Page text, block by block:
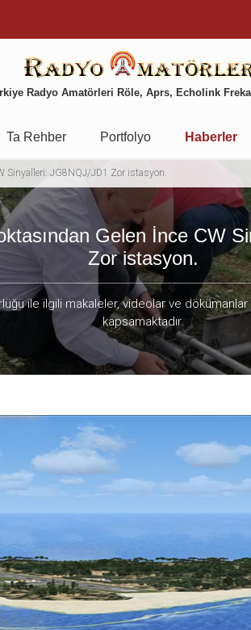
Radyo Amatörleri Röle, Aprs, Echolink
Ta Rehber Portfolyo Haberler
Sinyalleri: JG8NQJ/JD1 Zor istasyon.
Gelen İnce CW
Zor istasyon.
ile ilgili makaleler, videolar ve
kapsamaktadır.